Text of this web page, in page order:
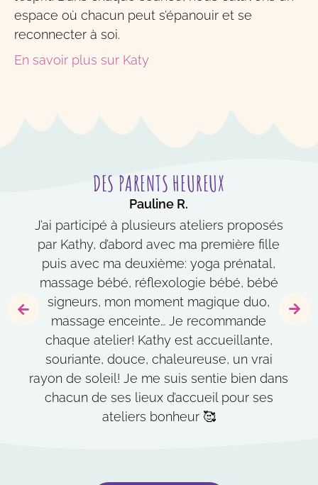
espace où chacun peut s’épanouir et se
reconnecter à soi.
En savoir plus sur Katy
DES PARENTS HEUREUX
Jody G.
Avec mon bébé de 4 mois nous avons
échangé des moments de détente et de
complicité au travers de 3 ateliers sur le
thème du massage de bébé. Katy nous a
accueilli avec douceur, chaleur,
bienveillance et aime partager et
transmettre ses connaissances pour le
bien-être de maman et de bébé.
Pauline R.
J’ai participé à plusieurs ateliers proposés
par Kathy, d’abord avec ma première fille
puis avec ma deuxième: yoga prénatal,
massage bébé, réflexologie bébé, bébé
signeurs, mon moment magique duo,
massage enceinte… Je recommande
chaque atelier! Kathy est accueillante,
souriante, douce, chaleureuse, un vrai
rayon de soleil! Je me suis sentie bien dans
chacun de ses lieux d’accueil pour ses
ateliers bonheur 🥰
Mathilde B.
J'ai participé ce matin à l'atelier "l'immunité
du bébé et du jeune enfant". Un atelier
hyper intéressant avec de très bons
conseils. Une approche et un accueil
toujours très doux et bienveillant. Vous ne
serez pas déçu. Ayant participée à
plusieurs ateliers auparavant: bébés
signeurs, yoga bébé, moments magiques
avec son enfant et cercle futures mamans,
Katy est une professionnelle passionnée
qui saura vous guider et vous faire